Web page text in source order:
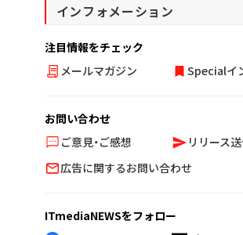
インフォメーション
注目情報をチェック
メールマガジン
Specialイ
お問い合わせ
ご意見・ご感想
リリース
広告に関するお問い合わせ
ITmediaNEWSをフォロー